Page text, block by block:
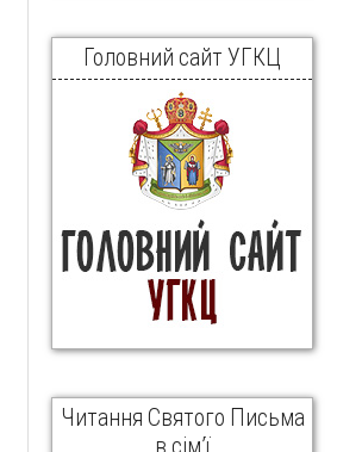
Головний сайт УГКЦ
Читання Святого Письма
в сім’ї